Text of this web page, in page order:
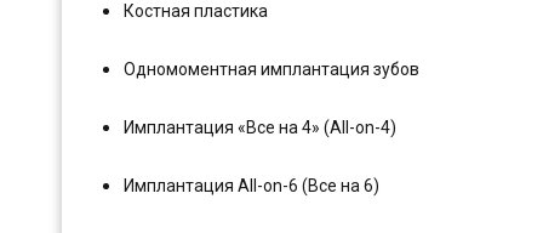
Костная пластика
Одномоментная имплантация зубов
Имплантация «Все на 4» (All-on-4)
Имплантация All-on-6 (Все на 6)